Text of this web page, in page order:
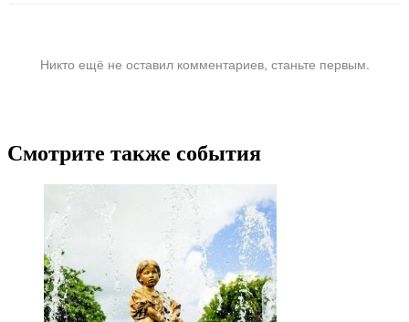
Никто ещё не оставил комментариев, станьте первым.
Смотрите также события